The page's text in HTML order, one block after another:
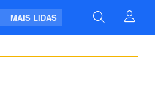
MAIS LIDAS